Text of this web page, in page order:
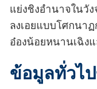
แย่งชิงอำนาจในวั
ลงเอยแบบโศกนา
อ๋องน้อยหนานเฉิง
ข้อมูลทั่วไ